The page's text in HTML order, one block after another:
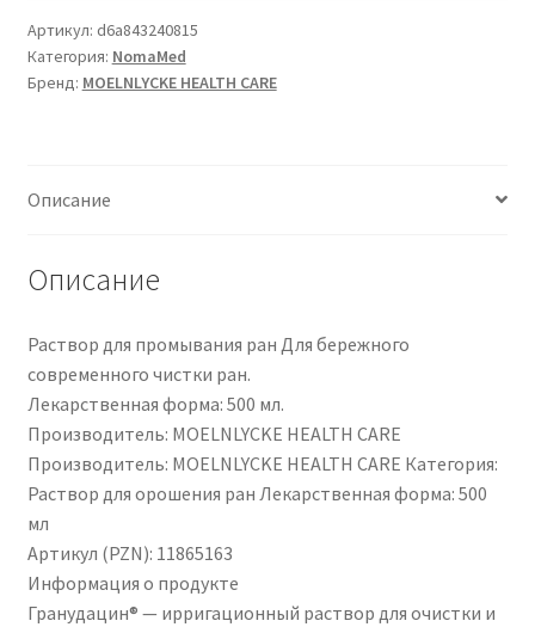
|
360101
|
Артикул: d6a843240815
Категория: NomaMed
Бренд: MOELNLYCKE HEALTH CARE
Описание
Описание
Раствор для промывания ран Для бережного
современного чистки ран.
Лекарственная форма: 500 мл.
Производитель: MOELNLYCKE HEALTH CARE
Производитель: MOELNLYCKE HEALTH CARE Категория:
Раствор для орошения ран Лекарственная форма: 500
мл
Артикул (PZN): 11865163
Информация о продукте
Гранудацин® — ирригационный раствор для очистки и